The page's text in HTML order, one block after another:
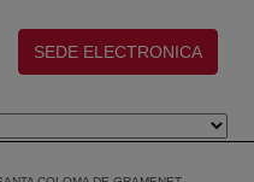
(abre en nueva ventana)
SEDE ELECTRONICA